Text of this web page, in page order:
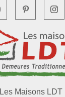
Les Maisons LDT